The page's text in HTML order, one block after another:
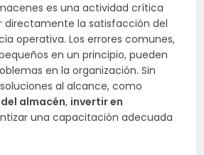
es una actividad crítica
directamente la satisfacción del
operativa. Los errores comunes,
en un principio, pueden
en la organización. Sin
al alcance, como
almacén, invertir en
una capacitación adecuada